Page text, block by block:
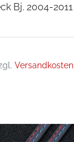
Bj. 2004-2011
Versandkosten